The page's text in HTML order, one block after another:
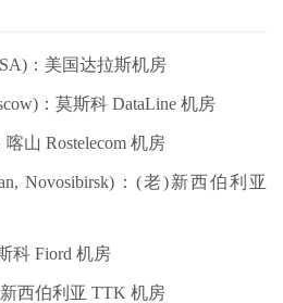
：美国达拉斯机房
：莫斯科 DataLine 机房
喀山 Rostelecom 机房
Novosibirsk)：(老)新西伯利亚
科 Fiord 机房
西伯利亚 TTK 机房